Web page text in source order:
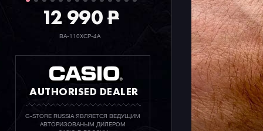
12 990P
BA-110XCP-4A
AUTHORISED DEALER
G-STORE RUSSIA ЯВЛЯЕТСЯ ВЕДУЩИМ
АВТОРИЗОВАНЫМ ДИЛЕРОМ